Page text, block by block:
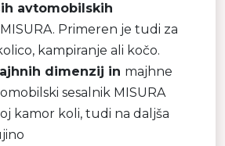
avtomobilskih
Primeren je tudi za
kampiranje ali kočo.
dimenzij in majhne
sesalnik MISURA
kamor koli, tudi na daljša